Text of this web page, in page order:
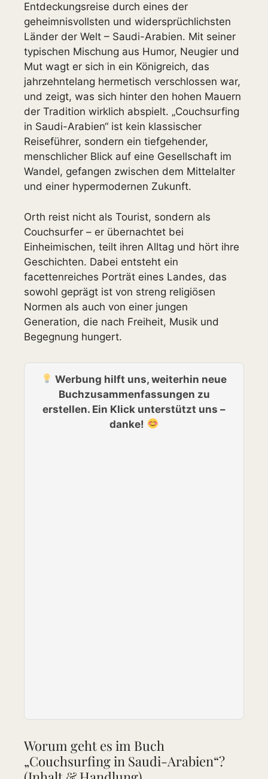
Entdeckungsreise durch eines der
geheimnisvollsten und widersprüchlichsten
Länder der Welt – Saudi-Arabien. Mit seiner
typischen Mischung aus Humor, Neugier und
Mut wagt er sich in ein Königreich, das
jahrzehntelang hermetisch verschlossen war,
und zeigt, was sich hinter den hohen Mauern
der Tradition wirklich abspielt. „Couchsurfing
in Saudi-Arabien“ ist kein klassischer
Reiseführer, sondern ein tiefgehender,
menschlicher Blick auf eine Gesellschaft im
Wandel, gefangen zwischen dem Mittelalter
und einer hypermodernen Zukunft.
Orth reist nicht als Tourist, sondern als
Couchsurfer – er übernachtet bei
Einheimischen, teilt ihren Alltag und hört ihre
Geschichten. Dabei entsteht ein
facettenreiches Porträt eines Landes, das
sowohl geprägt ist von streng religiösen
Normen als auch von einer jungen
Generation, die nach Freiheit, Musik und
Begegnung hungert.
Werbung hilft uns, weiterhin neue
Buchzusammenfassungen zu
erstellen. Ein Klick unterstützt uns –
danke!
Worum geht es im Buch
„Couchsurfing in Saudi-Arabien“?